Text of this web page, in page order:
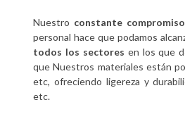
Nuestro constante
personal hace que podamos
todos los sectores en los que
que Nuestros materiales están
etc, ofreciendo ligereza y
etc.